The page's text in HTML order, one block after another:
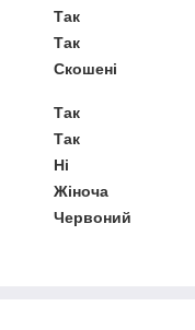
Так
Так
Скошені
Так
Так
Ні
Жіноча
Червоний